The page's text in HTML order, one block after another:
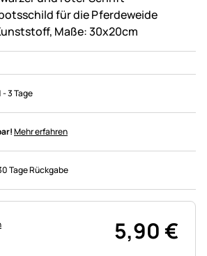
für die Pferdeweide
Maße: 30x20cm
- 3 Tage
Mehr erfahren
Tage Rückgabe
5,90€